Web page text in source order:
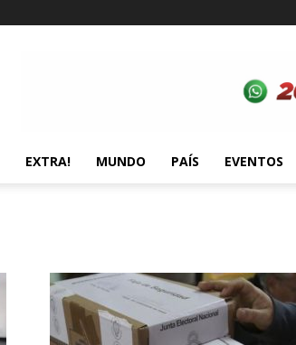
EXTRA! MUNDO PAÍS EVENTOS